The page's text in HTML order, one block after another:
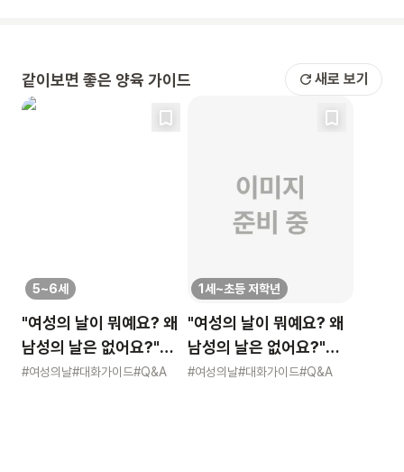
같이보면 좋은 양육 가이드 새로 보기
5~6세
"여성의 날이 뭐예요? 왜
남성의 날은 없어요?"
묻는 어린이에게 이렇게
#여성의날#대화가이드#Q&A
1세~초등 저학년
"여성의 날이 뭐예요? 왜
남성의 날은 없어요?"
묻는 어린이에게 이렇게
#여성의날#대화가이드#Q&A